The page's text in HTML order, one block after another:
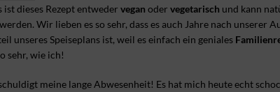
ist dieses Rezept entweder vegan oder vegetarisch und kann
Wir lieben es so sehr, dass es auch Jahre nach unserer
unseres Speiseplans ist, weil es einfach ein geniales
sehr, wie ich!
meine lange Abwesenheit! Es hat mich heute echt